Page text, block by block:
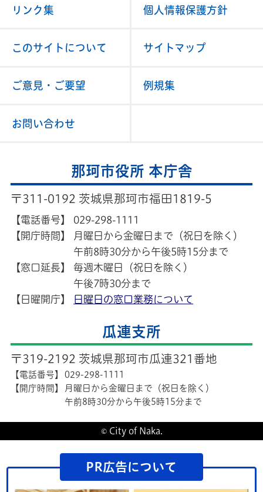
リンク集 個人情報保護方針
このサイトについて サイトマップ
ご意見・ご要望 例規集
お問い合わせ
那珂市役所 本庁舎
〒311-0192 茨城県那珂市福田1819-5
【電話番号】
029-298-1111
【開庁時間】
月曜日から金曜日まで（祝日を除く）
午前8時30分から午後5時15分まで
【窓口延長】
毎週木曜日（祝日を除く）
午後7時30分まで
【日曜開庁】
日曜日の窓口業務について
瓜連支所
〒319-2192 茨城県那珂市瓜連321番地
【電話番号】
029-298-1111
【開庁時間】
月曜日から金曜日まで（祝日を除く）
午前8時30分から午後5時15分まで
© City of Naka.
PR広告について